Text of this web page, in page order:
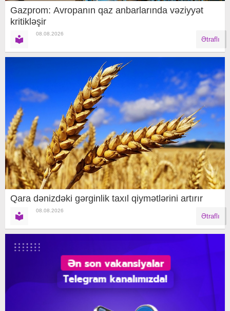
Gazprom: Avropanın qaz anbarlarında vəziyyət
kritikləşir
08.08.2026
Ətraflı
Qara dənizdəki gərginlik taxıl qiymətlərini artırır
08.08.2026
Ətraflı